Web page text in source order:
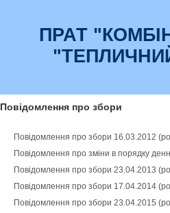
ПРАТ
Повідомлення про збори
Повідомлення про збори 16.03.2012
Повідомлення про зміни в порядку
Повідомлення про збори 23.04.2013
Повідомлення про збори 17.04.2014
Повідомлення про збори 23.04.2015